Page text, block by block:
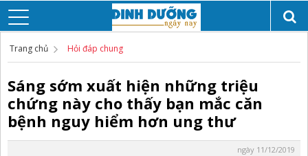
Trang chủ Hỏi đáp chung
Sáng sớm xuất hiện những triệu
chứng này cho thấy bạn mắc căn
bệnh nguy hiểm hơn ung thư
ngày 11/12/2019